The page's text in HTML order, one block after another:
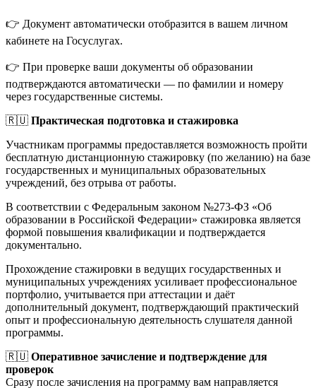
👉 Документ автоматически отобразится в вашем личном
кабинете на Госуслугах.
👉 При проверке ваши документы об образовании
подтверждаются автоматически — по фамилии и номеру
через государственные системы.
🇷🇺 Практическая подготовка и стажировка
Участникам программы предоставляется возможность пройти
бесплатную дистанционную стажировку (по желанию) на базе
государственных и муниципальных образовательных
учреждений, без отрыва от работы.
В соответствии с Федеральным законом №273-ФЗ «Об
образовании в Российской Федерации» стажировка является
формой повышения квалификации и подтверждается
документально.
Прохождение стажировки в ведущих государственных и
муниципальных учреждениях усиливает профессиональное
портфолио, учитывается при аттестации и даёт
дополнительный документ, подтверждающий практический
опыт и профессиональную деятельность слушателя данной
программы.
🇷🇺 Оперативное зачисление и подтверждение для
проверок
Сразу после зачисления на программу вам направляется